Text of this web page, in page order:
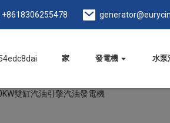
+8618306255478
家 發電機 水泵